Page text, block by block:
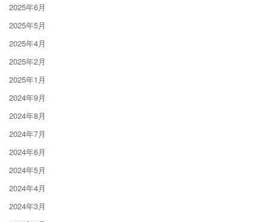
2025年6月
2025年5月
2025年4月
2025年2月
2025年1月
2024年9月
2024年8月
2024年7月
2024年6月
2024年5月
2024年4月
2024年3月